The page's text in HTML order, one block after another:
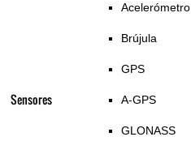
Sensores
Acelerómetro
Brújula
GPS
A-GPS
GLONASS